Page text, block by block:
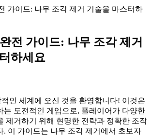
가이드: 나무 조각 제거 기술을 마스터하
전 가이드: 나무 조각 제거
하세요
적인 세계에 오신 것을 환영합니다! 이것은
는 도전적인 게임으로, 플레이어가 다양한
제거하기 위해 현명한 전략과 정확한 조작
. 이 가이드는 나무 조각 제거에서 초보자